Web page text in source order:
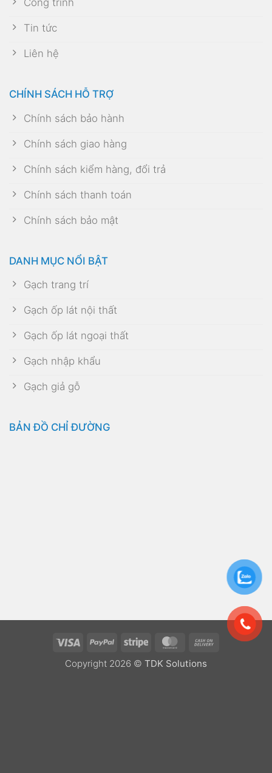
Công trình
Tin tức
Liên hệ
CHÍNH SÁCH HỖ TRỢ
Chính sách bảo hành
Chính sách giao hàng
Chính sách kiểm hàng, đổi trả
Chính sách thanh toán
Chính sách bảo mật
DANH MỤC NỔI BẬT
Gạch trang trí
Gạch ốp lát nội thất
Gạch ốp lát ngoại thất
Gạch nhập khẩu
Gạch giả gỗ
BẢN ĐỒ CHỈ ĐƯỜNG
Visa PayPal Stripe MasterCardCash
Copyright 2026 © TDK Solutions